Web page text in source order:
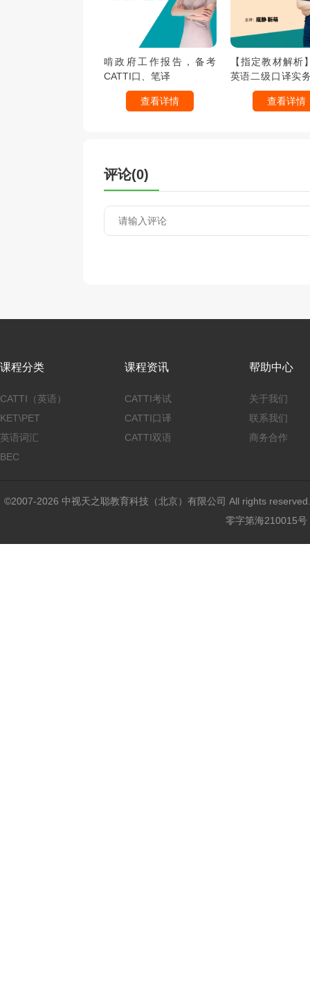
啃政府工作报告，备考
CATTI口、笔译
查看详情
【指定教材解析
英语二级口译实
难点解读
查看详情
评论(0)
课程分类
CATTI（英语）
KET\PET
英语词汇
BEC
课程资讯
CATTI考试
CATTI口译
CATTI双语
帮助中心
关于我们
联系我们
商务合作
©2007-2026 中视天之聪教育科技（北京）有限公司 All rights
零字第海210015